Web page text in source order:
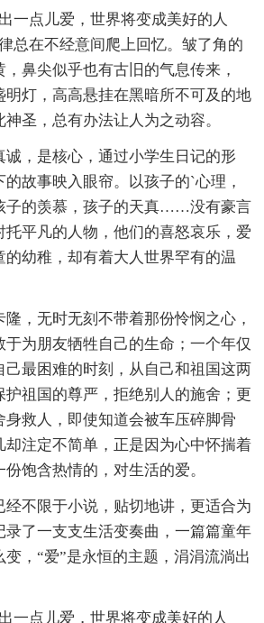
一点儿爱，世界将变成美好的人
总在不经意间爬上回忆。皱了角的
鼻尖似乎也有古旧的气息传来，
明灯，高高悬挂在黑暗所不可及的地
圣，总有办法让人为之动容。
诚，是核心，通过小学生日记的形
故事映入眼帘。以孩子的`心理，
子的羡慕，孩子的天真……没有豪言
托平凡的人物，他们的喜怒哀乐，爱
的幼稚，却有着大人世界罕有的温
，无时无刻不带着那份怜悯之心，
于为朋友牺牲自己的生命；一个年仅
己最困难的时刻，从自己和祖国这两
护祖国的尊严，拒绝别人的施舍；更
身救人，即使知道会被车压碎脚骨
注定不简单，正是因为心中怀揣着
饱含热情的，对生活的爱。
经不限于小说，贴切地讲，更适合为
录了一支支生活变奏曲，一篇篇童年
，“爱”是永恒的主题，涓涓流淌出
一点儿爱，世界将变成美好的人